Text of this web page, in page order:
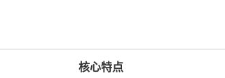
核心特点